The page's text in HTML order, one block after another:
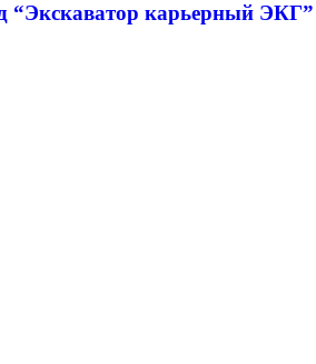
“Экскаватор карьерный ЭКГ”